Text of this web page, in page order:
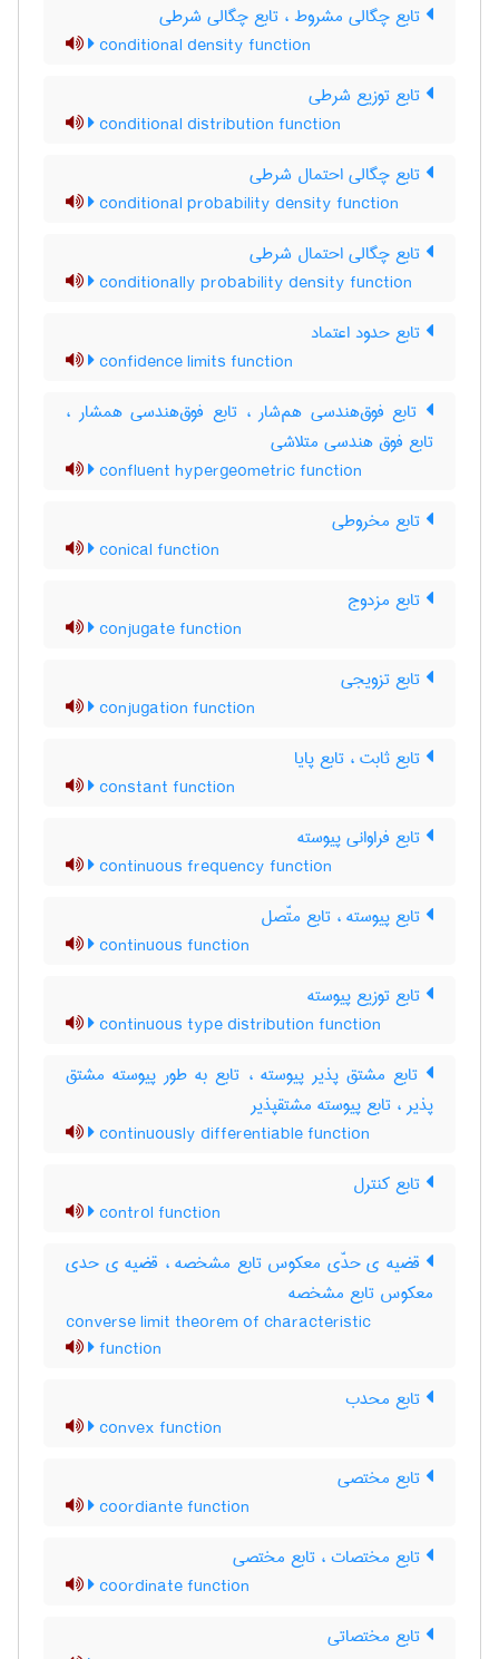
تابع چگالی مشروط ، تابع چگالی شرطی
conditional density function
تابع توزیع شرطی
conditional distribution function
تابع چگالی احتمال شرطی
conditional probability density function
تابع چگالی احتمال شرطی
conditionally probability density function
تابع حدود اعتماد
confidence limits function
تابع فوق‌هندسی هم‌شار ، تابع فوق‌هندسی همشار ،
تابع فوق هندسی متلاشی
confluent hypergeometric function
تابع مخروطی
conical function
تابع مزدوج
conjugate function
تابع تزویجی
conjugation function
تابع ثابت ، تابع پایا
constant function
تابع فراوانی پیوسته
continuous frequency function
تابع پیوسته ، تابع متّصل
continuous function
تابع توزیع پیوسته
continuous type distribution function
تابع مشتق پذیر پیوسته ، تابع به طور پیوسته مشتق
پذیر ، تابع پیوسته مشتقپذیر
continuously differentiable function
تابع کنترل
control function
قضیه ی حدّی معکوس تابع مشخصه ، قضیه ی حدی
معکوس تابع مشخصه
converse limit theorem of characteristic
function
تابع محدب
convex function
تابع مختصی
coordiante function
تابع مختصات ، تابع مختصی
coordinate function
تابع مختصاتی